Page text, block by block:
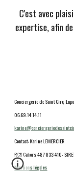
C'est avec
expertise, afin
Conciergerie de Saint Cirq
06.69.14.14.11
Contact: Karine LEMERCIER
RCS Cahors 487 833 410-
Mentions légales